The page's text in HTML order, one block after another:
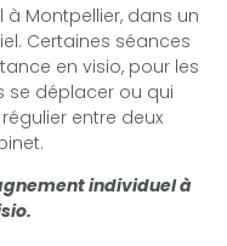
à Montpellier, dans un
Certaines séances
en visio, pour les
se déplacer ou qui
entre deux
individuel à